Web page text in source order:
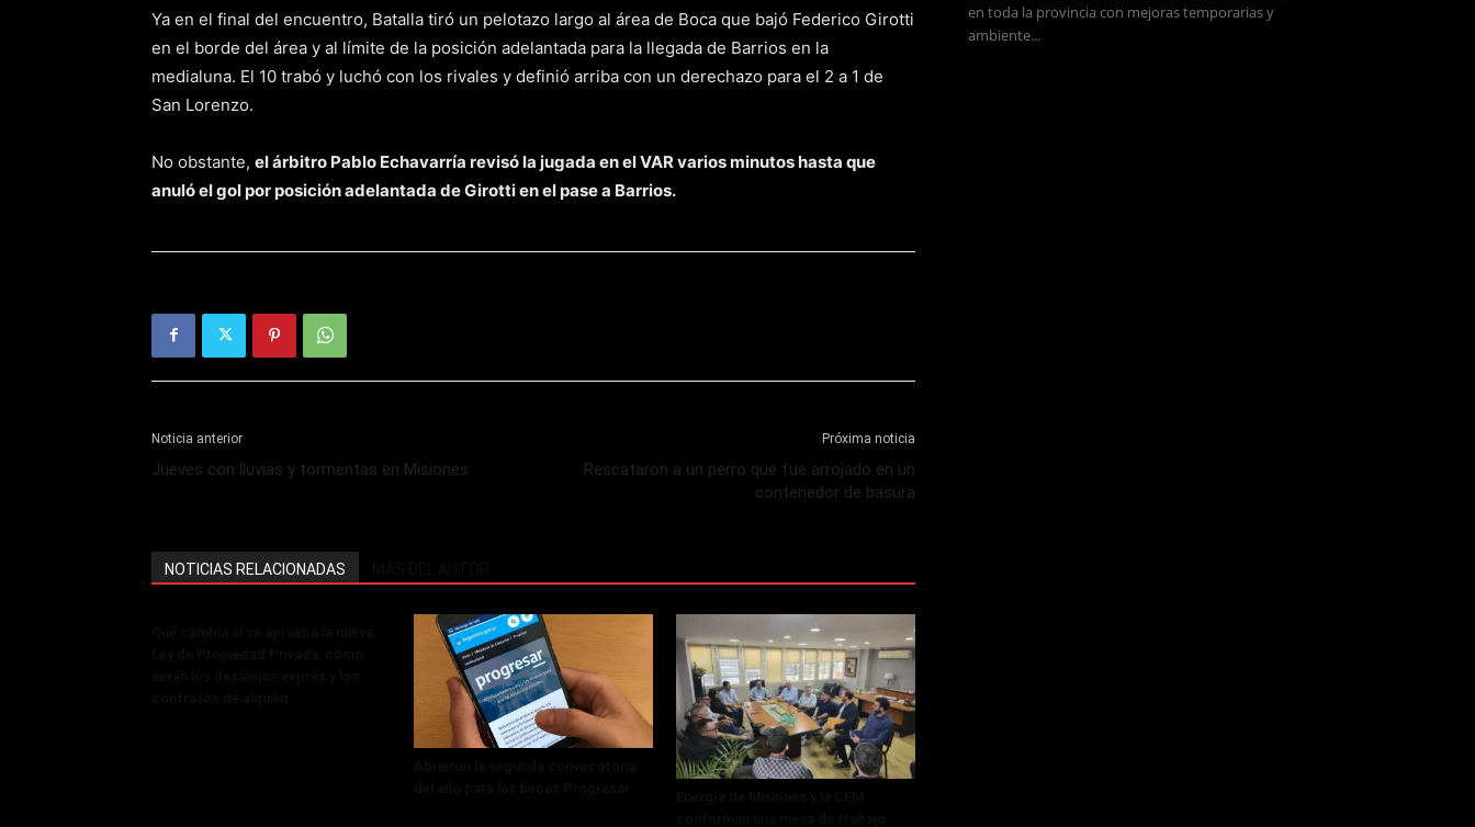
Ya en el final del encuentro, Batalla tiró un pelotazo largo al área de Boca que bajó Federico Girotti
en el borde del área y al límite de la posición adelantada para la llegada de Barrios en la
medialuna. El 10 trabó y luchó con los rivales y definió arriba con un derechazo para el 2 a 1 de
San Lorenzo.
No obstante, el árbitro Pablo Echavarría revisó la jugada en el VAR varios minutos hasta que
anuló el gol por posición adelantada de Girotti en el pase a Barrios.
Noticia anterior
Jueves con lluvias y tormentas en Misiones
Próxima noticia
Rescataron a un perro que fue arrojado en un
contenedor de basura
NOTICIAS RELACIONADAS
en toda la provincia con mejoras temporarias y
ambiente...